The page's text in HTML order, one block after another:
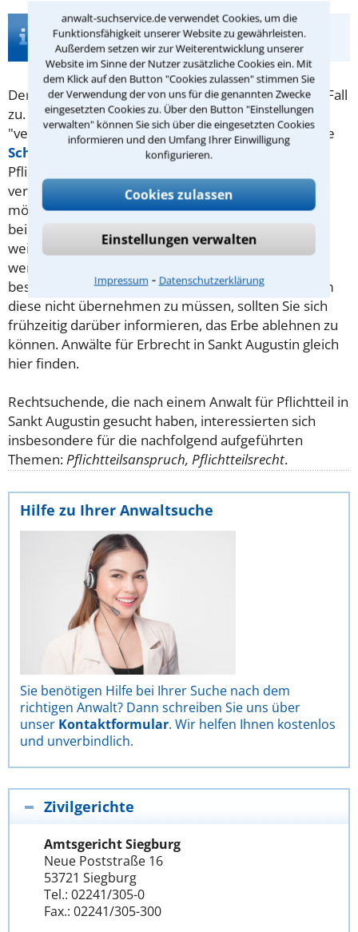
anwalt-suchservice.de verwendet Cookies, um die
Funktionsfähigkeit unserer Website zu gewährleisten.
Außerdem setzen wir zur Weiterentwicklung unserer
Website im Sinne der Nutzer zusätzliche Cookies ein. Mit
dem Klick auf den Button "Cookies zulassen" stimmen Sie
der Verwendung der von uns für die genannten Zwecke
eingesetzten Cookies zu. Über den Button "Einstellungen
verwalten" können Sie sich über die eingesetzten Cookies
informieren und den Umfang Ihrer Einwilligung
konfigurieren.
Cookies zulassen
Einstellungen verwalten
Impressum ⁃ Datenschutzerklärung
Infos zur Suche nach einem Anwalt für
Pflichtteil in Sankt Augustin
Der Pflichtteilsteht rechtmäßigen Erben in jedem Fall
zu. Vererber möchten diesen manchmal dennoch
"verschmälern". Das kann etwa durch eine vorzeitige
Schenkung
erreicht werden. Ansonsten können
Pflichtteilberechtigte regelmäßig nur bei einer
verurteilten Straftat enterbt werden.Viele Erben
möchten wissen, wie hoch ihr Pflichtteil sein wird. In
beiden Fällen kann ein Anwalt fürErbrecht
weiterhelfen. Übrigens wird kein Pflichtteil vererbt,
wenn kein Vermögen mehr vorhanden ist. Dann
besteht das Erbe aus weiter nichts alsSchulden
. Um
diese nicht übernehmen zu müssen, sollten Sie sich
frühzeitig darüber informieren, das Erbe ablehnen zu
können. Anwälte für Erbrecht in Sankt Augustin gleich
hier finden.
Rechtsuchende, die nach einem Anwalt für Pflichtteil in
Sankt Augustin gesucht haben, interessierten sich
insbesondere für die nachfolgend aufgeführten
Themen:Pflichtteilsanspruch, Pflichtteilsrecht.
Hilfe zu Ihrer Anwaltsuche
Sie benötigen Hilfe bei Ihrer Suche nach dem
richtigen Anwalt? Dann schreiben Sie uns über
unser Kontaktformular. Wir helfen Ihnen kostenlos
und unverbindlich.
Zivilgerichte
Amtsgericht Siegburg
Neue Poststraße 16
53721 Siegburg
Tel.: 02241/305-0
Fax.: 02241/305-300